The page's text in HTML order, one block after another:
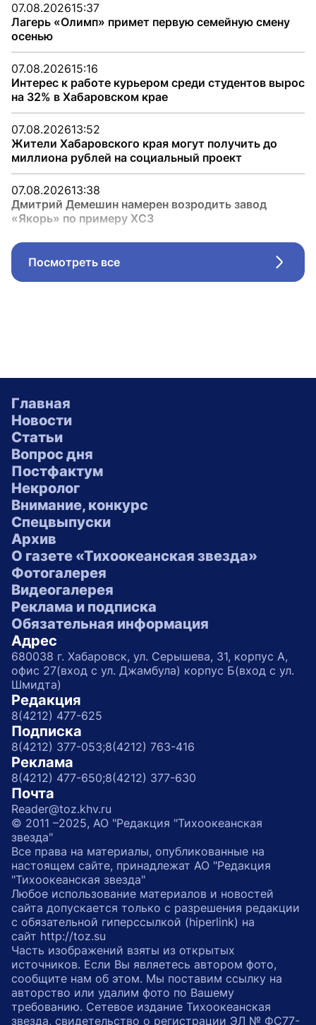
07.08.202615:37
Лагерь «Олимп» примет первую семейную смену
осенью
07.08.202615:16
Интерес к работе курьером среди студентов вырос
на 32% в Хабаровском крае
07.08.202613:52
Жители Хабаровского края могут получить до
миллиона рублей на социальный проект
07.08.202613:38
Дмитрий Демешин намерен возродить завод
«Якорь» по примеру ХСЗ
Посмотреть все
Главная
Новости
Статьи
Вопрос дня
Постфактум
Некролог
Внимание, конкурс
Спецвыпуски
Архив
О газете «Тихоокеанская звезда»
Фотогалерея
Видеогалерея
Реклама и подписка
Обязательная информация
Адрес
680038 г. Хабаровск, ул. Серышева, 31, корпус А,
офис 27(вход с ул. Джамбула) корпус Б(вход с ул.
Шмидта)
Редакция
8(4212) 477-625
Подписка
8(4212) 377-053;8(4212) 763-416
Реклама
8(4212) 477-650;8(4212) 377-630
Почта
Reader@toz.khv.ru
© 2011 –2025, АО "Редакция "Тихоокеанская
звезда"
Все права на материалы, опубликованные на
настоящем сайте, принадлежат АО "Редакция
"Тихоокеанская звезда"
Любое использование материалов и новостей
сайта допускается только с разрешения редакции
с обязательной гиперссылкой (hiperlink) на
сайт http://toz.su
Часть изображений взяты из открытых
источников. Если Вы являетесь автором фото,
сообщите нам об этом. Мы поставим ссылку на
авторство или удалим фото по Вашему
требованию. Сетевое издание Тихоокеанская
звезда, свидетельство о регистрации ЭЛ № ФС77-